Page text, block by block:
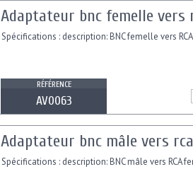
Adaptateur bnc femelle vers
Spécifications : description: BNC femelle vers
RÉFÉRENCE
AV0063
Adaptateur bnc mâle vers
Spécifications : description: BNC mâle vers RCA